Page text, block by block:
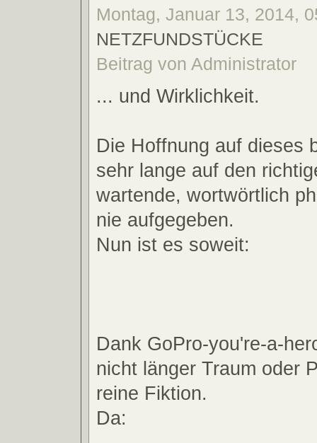
Montag, Januar 13, 2014,
NETZFUNDSTÜCKE
Beitrag von Administrator
... und Wirklichkeit.
Die Hoffnung auf dieses
sehr lange auf den
wartende, wortwörtlich
nie aufgegeben.
Nun ist es soweit:
Dank GoPro-you're-a-
nicht länger Traum oder
reine Fiktion.
Da: